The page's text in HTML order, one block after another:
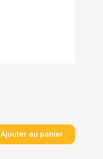
Ajouter au panier